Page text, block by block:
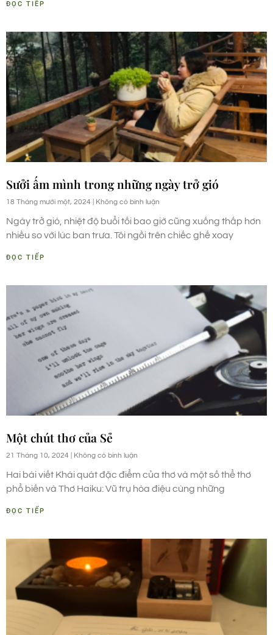
ĐỌC TIẾP
Sưởi ấm mình trong những ngày trở gió
18 Tháng mười một, 2024 Không có bình luận
Ngày trở gió, nhiệt độ buổi tối bao giờ cũng xuống thấp hơn
nhiều so với lúc ban trưa. Tôi ngồi trên chiếc ghế xoay
ĐỌC TIẾP
Một chút thơ của Sẻ
21 Tháng 10, 2024 Không có bình luận
Hai bài viết Khái quát đặc điểm của thơ và một số thể thơ
phổ biến và Thơ Haiku: Vũ trụ hòa điệu cùng những
ĐỌC TIẾP